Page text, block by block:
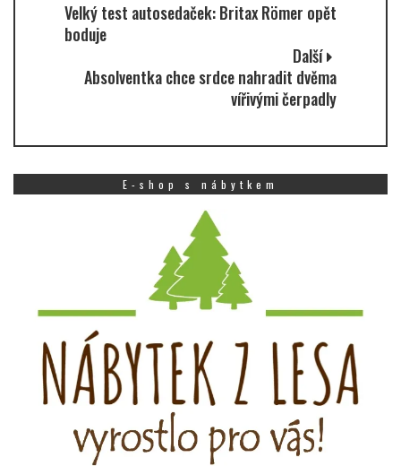
Velký test autosedaček: Britax Römer opět
boduje
Další
Absolventka chce srdce nahradit dvěma
vířivými čerpadly
E-shop s nábytkem